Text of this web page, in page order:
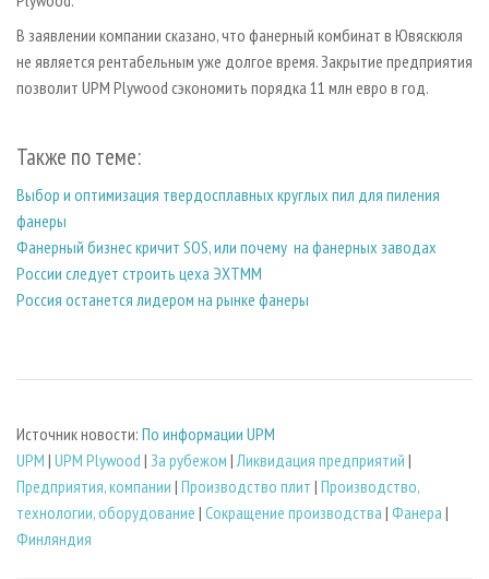
В заявлении компании сказано, что фанерный комбинат в Ювяскюля
не является рентабельным уже долгое время. Закрытие предприятия
позволит UPM Plywood сэкономить порядка 11 млн евро в год.
Также по теме:
Выбор и оптимизация твердосплавных круглых пил для пиления
фанеры
Фанерный бизнес кричит SOS, или почему на фанерных заводах
России следует строить цеха ЭХТММ
Россия останется лидером на рынке фанеры
Источник новости: По информации UPM
UPM | UPM Plywood | За рубежом | Ликвидация предприятий |
Предприятия, компании | Производство плит | Производство,
технологии, оборудование | Сокращение производства | Фанера |
Финляндия